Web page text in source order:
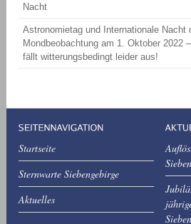
Nacht
Astronomietag und Internationale Nacht
Mondbeobachtung am 1. Oktober 2022 –
fällt witterungsbedingt leider aus!
Startseite
Sternwarte Siebengebirge
Aktuelles